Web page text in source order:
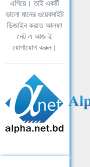
এগিয়ে। তাই একটি
ভালো মানের ওয়েবসাইট
ডিজাইন করতে আলফা
নেট এ আজ ই
যোগাযোগ করুন।